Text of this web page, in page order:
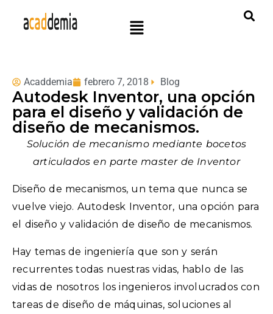
Acaddemia febrero 7, 2018 Blog
Autodesk Inventor, una opción
para el diseño y validación de
diseño de mecanismos.
Solución de mecanismo mediante bocetos
articulados en parte master de Inventor
Diseño de mecanismos, un tema que nunca se
vuelve viejo. Autodesk Inventor, una opción para
el diseño y validación de diseño de mecanismos.
Hay temas de ingeniería que son y serán
recurrentes todas nuestras vidas, hablo de las
vidas de nosotros los ingenieros involucrados con
tareas de diseño de máquinas, soluciones al